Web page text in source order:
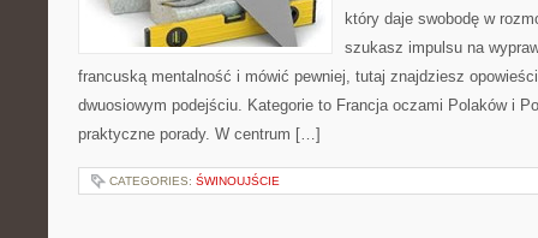
który daje swobodę w
szukasz impulsu na
francuską mentalność i mówić pewniej, tutaj znajdziesz
dwuosiowym podejściu. Kategorie to Francja oczami Polaków i
praktyczne porady. W centrum […]
CATEGORIES: ŚWINOUJŚCIE